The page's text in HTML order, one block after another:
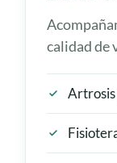
calidad de